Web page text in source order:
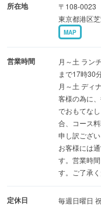
所在地
〒108-0023
東京都港区
MAP
営業時間
月～土 ラン
まで17時30
月～土 ディ
客様の為に
でおもてな
合、コース
申し訳ござ
お客様には
す。営業時
す。ご了承
定休日
毎週日曜日